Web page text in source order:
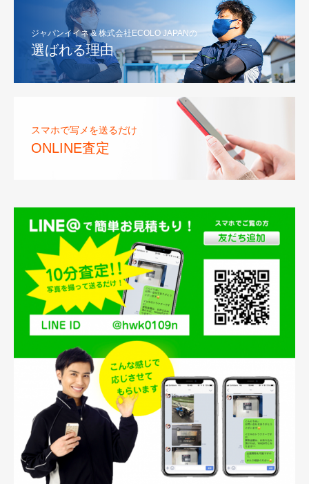
ジャパンイイネ & 株式会社ECOLO JAPANの
選ばれる理由
スマホで写メを送るだけ
ONLINE査定